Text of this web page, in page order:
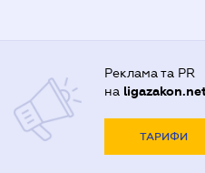
Реклама та PR
на
ТАРИФИ